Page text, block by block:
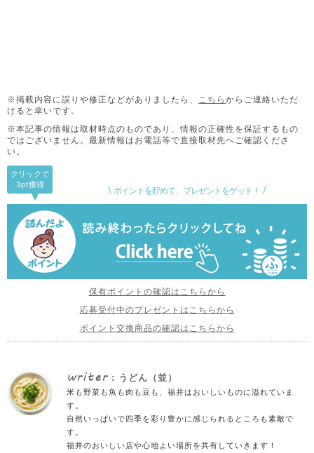
※掲載内容に誤りや修正などがありましたら、 こちら からご連絡いただ
けると幸いです。
※本記事の情報は取材時点のものであり、情報の正確性を保証するもの
ではございません。 最新情報はお電話等で直接取材先へご確認くださ
い。
ポイントを貯めて、プレゼントをゲット！
クリックで
3pt獲得
保有ポイントの確認はこちらから
応募受付中のプレゼントはこちらから
ポイント交換商品の確認はこちらから
writer : うどん（並）
米も野菜も魚も肉も豆も、福井はおいしいものに溢れていま
す。
自然いっぱいで四季を彩り豊かに感じられるところも素敵で
す。
福井のおいしい店や心地よい場所を共有していきます！